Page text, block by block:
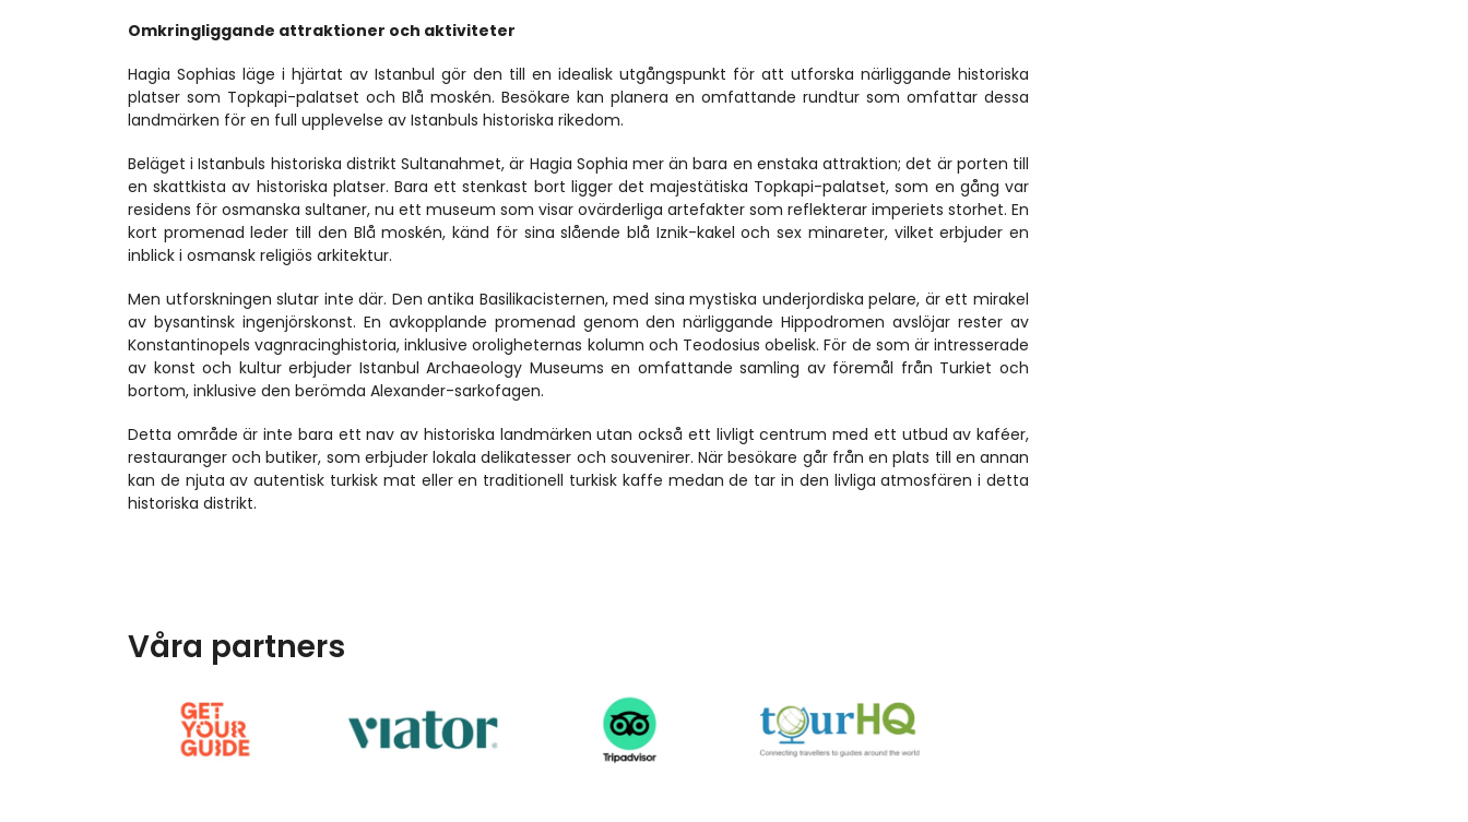
Omkringliggande attraktioner och aktiviteter
Hagia Sophias läge i hjärtat av Istanbul gör den till en idealisk utgångspunkt för att utforska närliggande historiska
platser som Topkapi-palatset och Blå moskén. Besökare kan planera en omfattande rundtur som omfattar dessa
landmärken för en full upplevelse av Istanbuls historiska rikedom.
Beläget i Istanbuls historiska distrikt Sultanahmet, är Hagia Sophia mer än bara en enstaka attraktion; det är porten till
en skattkista av historiska platser. Bara ett stenkast bort ligger det majestätiska Topkapi-palatset, som en gång var
residens för osmanska sultaner, nu ett museum som visar ovärderliga artefakter som reflekterar imperiets storhet. En
kort promenad leder till den Blå moskén, känd för sina slående blå Iznik-kakel och sex minareter, vilket erbjuder en
inblick i osmansk religiös arkitektur.
Men utforskningen slutar inte där. Den antika Basilikacisternen, med sina mystiska underjordiska pelare, är ett mirakel
av bysantinsk ingenjörskonst. En avkopplande promenad genom den närliggande Hippodromen avslöjar rester av
Konstantinopels vagnracinghistoria, inklusive oroligheternas kolumn och Teodosius obelisk. För de som är intresserade
av konst och kultur erbjuder Istanbul Archaeology Museums en omfattande samling av föremål från Turkiet och
bortom, inklusive den berömda Alexander-sarkofagen.
Detta område är inte bara ett nav av historiska landmärken utan också ett livligt centrum med ett utbud av kaféer,
restauranger och butiker, som erbjuder lokala delikatesser och souvenirer. När besökare går från en plats till en annan
kan de njuta av autentisk turkisk mat eller en traditionell turkisk kaffe medan de tar in den livliga atmosfären i detta
historiska distrikt.
Våra partners